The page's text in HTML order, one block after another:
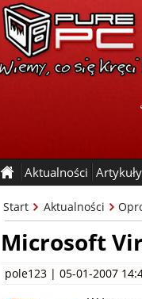
Aktualności Artykuły
Start Aktualności
Microsoft
pole123 | 05-01-2007